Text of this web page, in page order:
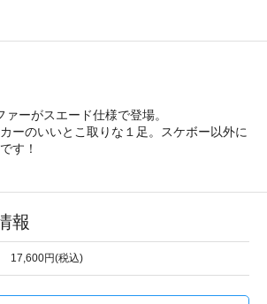
ーがスエード仕様で登場。
ーのいいとこ取りな１足。スケボー以外に
す！
報
17,600円(税込)